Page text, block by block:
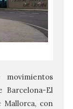
Barcelona-El
Mallorca, con